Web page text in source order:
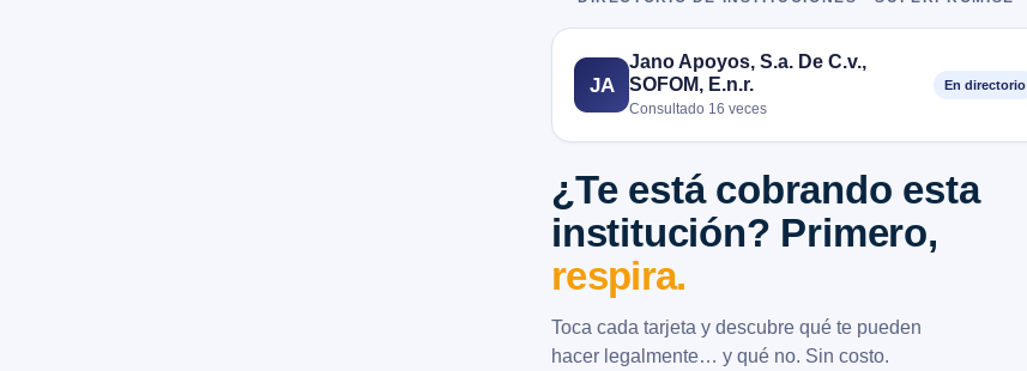
JA
Jano Apoyos, S.a. De C.v.,
SOFOM, E.n.r.
Consultado 16 veces
En directorio
¿Te está cobrando esta
institución? Primero,
respira.
Toca cada tarjeta y descubre qué te pueden
hacer legalmente… y qué no. Sin costo.